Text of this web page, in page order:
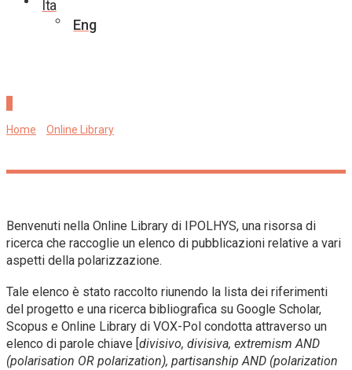
Ita
Eng
Home Online Library
Benvenuti nella Online Library di IPOLHYS, una risorsa di
ricerca che raccoglie un elenco di pubblicazioni relative a vari
aspetti della polarizzazione.
Tale elenco è stato raccolto riunendo la lista dei riferimenti
del progetto e una ricerca bibliografica su Google Scholar,
Scopus e Online Library di VOX-Pol condotta attraverso un
elenco di parole chiave [ divisivo, divisiva, extremism AND
(polarisation OR polarization), partisanship AND (polarization